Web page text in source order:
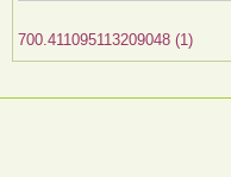
700.411095113209048 (1)